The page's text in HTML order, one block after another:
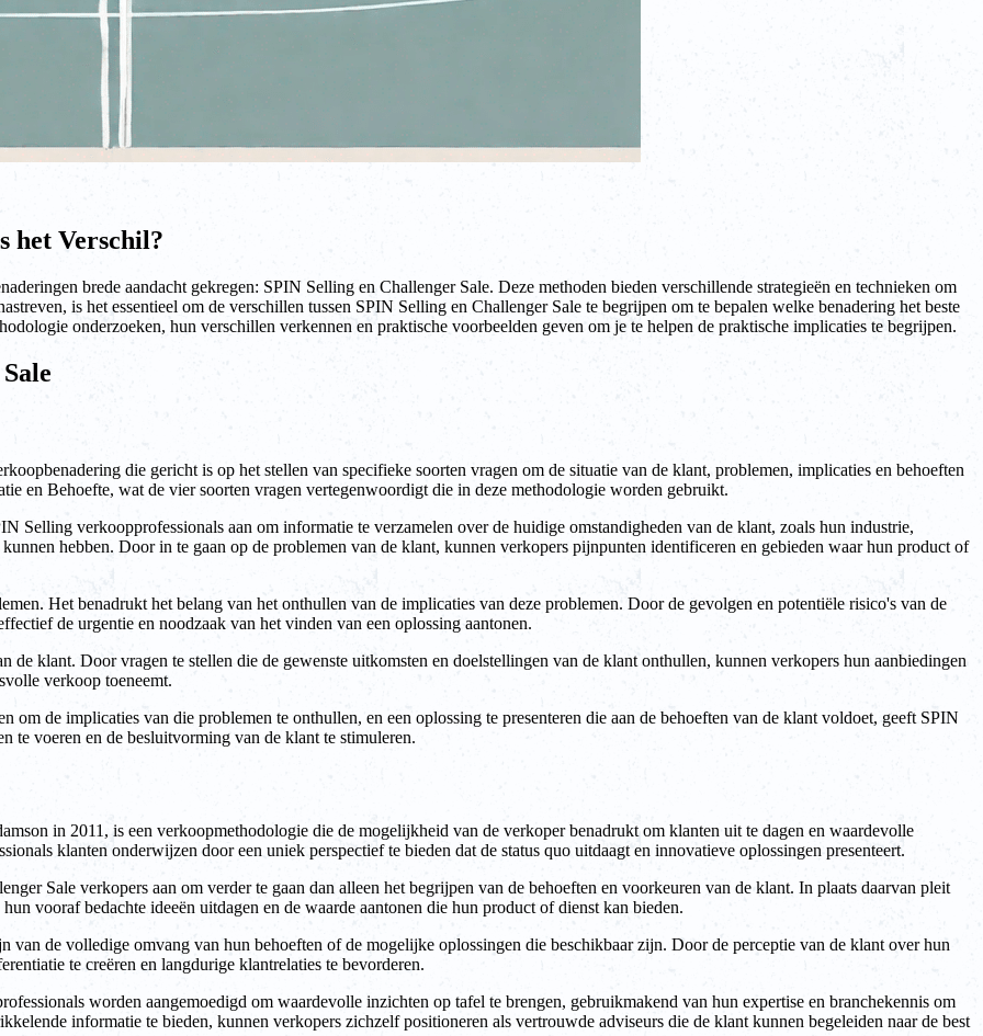
het Verschil?
brede aandacht gekregen: SPIN Selling en Challenger Sale. Deze methoden bieden verschillende strategieën en technieken om
is het essentieel om de verschillen tussen SPIN Selling en Challenger Sale te begrijpen om te bepalen welke benadering het beste
onderzoeken, hun verschillen verkennen en praktische voorbeelden geven om je te helpen de praktische implicaties te begrijpen.
die gericht is op het stellen van specifieke soorten vragen om de situatie van de klant, problemen, implicaties en behoeften
en Behoefte, wat de vier soorten vragen vertegenwoordigt die in deze methodologie worden gebruikt.
Selling verkoopprofessionals aan om informatie te verzamelen over de huidige omstandigheden van de klant, zoals hun industrie,
hebben. Door in te gaan op de problemen van de klant, kunnen verkopers pijnpunten identificeren en gebieden waar hun product of
Het benadrukt het belang van het onthullen van de implicaties van deze problemen. Door de gevolgen en potentiële risico's van de
de urgentie en noodzaak van het vinden van een oplossing aantonen.
klant. Door vragen te stellen die de gewenste uitkomsten en doelstellingen van de klant onthullen, kunnen verkopers hun aanbiedingen
verkoop toeneemt.
om de implicaties van die problemen te onthullen, en een oplossing te presenteren die aan de behoeften van de klant voldoet, geeft SPIN
te voeren en de besluitvorming van de klant te stimuleren.
in 2011, is een verkoopmethodologie die de mogelijkheid van de verkoper benadrukt om klanten uit te dagen en waardevolle
klanten onderwijzen door een uniek perspectief te bieden dat de status quo uitdaagt en innovatieve oplossingen presenteert.
Sale verkopers aan om verder te gaan dan alleen het begrijpen van de behoeften en voorkeuren van de klant. In plaats daarvan pleit
vooraf bedachte ideeën uitdagen en de waarde aantonen die hun product of dienst kan bieden.
de volledige omvang van hun behoeften of de mogelijke oplossingen die beschikbaar zijn. Door de perceptie van de klant over hun
te creëren en langdurige klantrelaties te bevorderen.
worden aangemoedigd om waardevolle inzichten op tafel te brengen, gebruikmakend van hun expertise en branchekennis om
informatie te bieden, kunnen verkopers zichzelf positioneren als vertrouwde adviseurs die de klant kunnen begeleiden naar de best